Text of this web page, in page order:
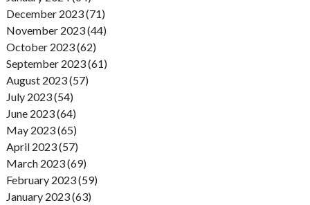
December 2023 (71)
November 2023 (44)
October 2023 (62)
September 2023 (61)
August 2023 (57)
July 2023 (54)
June 2023 (64)
May 2023 (65)
April 2023 (57)
March 2023 (69)
February 2023 (59)
January 2023 (63)